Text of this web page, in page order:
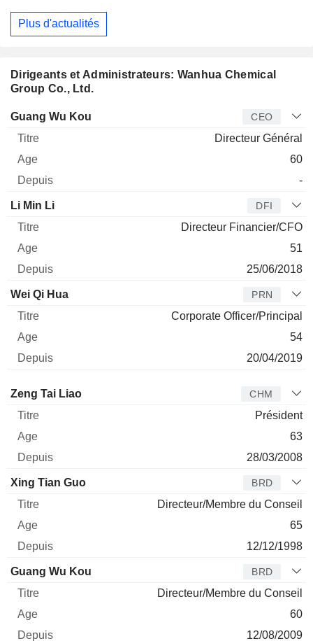
Plus d'actualités
Dirigeants et Administrateurs: Wanhua Chemical
Group Co., Ltd.
Dirigeant Titre
Guang Wu Kou CEO
Directeur Général
60
-
Li Min Li DFI
Directeur Financier/CFO
51
25/06/2018
Wei Qi Hua PRN
Corporate Officer/Principal
54
20/04/2019
Administrateur
Zeng Tai Liao CHM
Président
63
28/03/2008
Xing Tian Guo BRD
Directeur/Membre du Conseil
65
12/12/1998
Guang Wu Kou BRD
Directeur/Membre du Conseil
60
12/08/2009